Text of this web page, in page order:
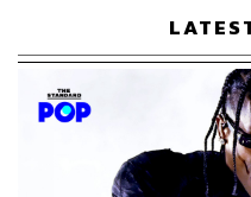
เชื่อมต่อโซนเศรษฐกิจหลัก
สำคัญของครอบครัว
คุณค่าความสุขและความท
อีกหนึ่งความโดดเด่นที่ทำใ
ก็คือ ที่นี่เป็นโครงการบ้านเ